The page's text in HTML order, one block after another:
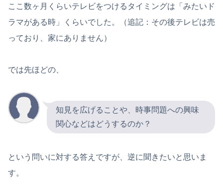
ここ数ヶ月くらいテレビをつけるタイミングは「みたいド
ラマがある時」くらいでした。（追記：その後テレビは売
っており、家にありません）
では先ほどの、
知見を広げることや、時事問題への興味
関心などはどうするのか？
という問いに対する答えですが、逆に聞きたいと思いま
す。